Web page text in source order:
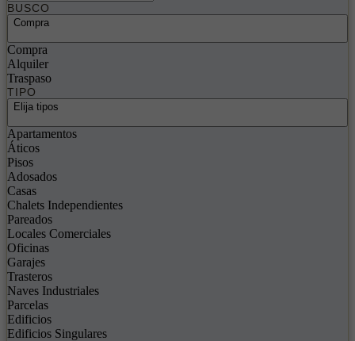
BUSCO
Compra
Compra
Alquiler
Traspaso
TIPO
Elija tipos
Apartamentos
Áticos
Pisos
Adosados
Casas
Chalets Independientes
Pareados
Locales Comerciales
Oficinas
Garajes
Trasteros
Naves Industriales
Parcelas
Edificios
Edificios Singulares